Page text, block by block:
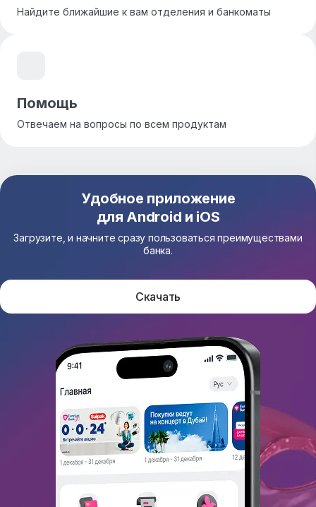
Найдите ближайшие к вам отделения и банкоматы
Помощь
Отвечаем на вопросы по всем продуктам
Удобное приложение
для Android и iOS
Загрузите, и начните сразу пользоваться преимуществами
банка.
Скачать